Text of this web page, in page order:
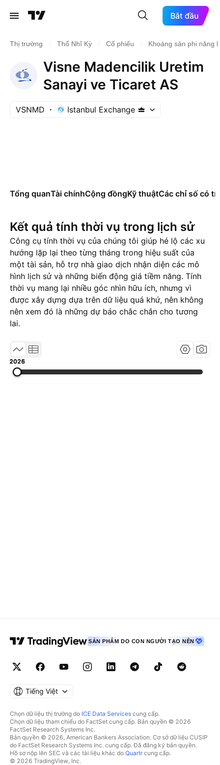
Bắt đầu
Thị trường Thổ Nhĩ Kỳ Cổ phiếu Khoáng sản phi năng
Visne Madencilik Uretim
Sanayi ve Ticaret AS
VSNMD Istanbul Exchange
Tổng quanTài chínhCộng đồngKỹ thuậtCác chỉ số có
Kết quả tính thời vụ trong lịch sử
Công cụ tính thời vụ của chúng tôi giúp hé lộ các xu
hướng lặp lại theo từng tháng trong hiệu suất của
một tài sản, hỗ trợ nhà giao dịch nhận diện các mô
hình lịch sử và những biến động giá tiềm năng. Tính
thời vụ mang lại nhiều góc nhìn hữu ích, nhưng vì
được xây dựng dựa trên dữ liệu quá khứ, nên không
nên xem đó là những dự báo chắc chắn cho tương
lai.
2025
2026
SẢN PHẨM DO CON NGƯỜI TẠO NÊN
Tiếng Việt
Chọn dữ liệu thị trường do ICE Data Services cung cấp.
Chọn dữ liệu tham chiếu do FactSet cung cấp. Bản quyền © 2026
FactSet Research Systems Inc.
Bản quyền © 2026, American Bankers Association. Cơ sở dữ liệu CUSIP
do FactSet Research Systems Inc. cung cấp. Đã đăng ký bản quyền.
Hồ sơ nộp lên SEC và các tài liệu khác do Quartrcung cấp.
© 2026 TradingView, Inc.